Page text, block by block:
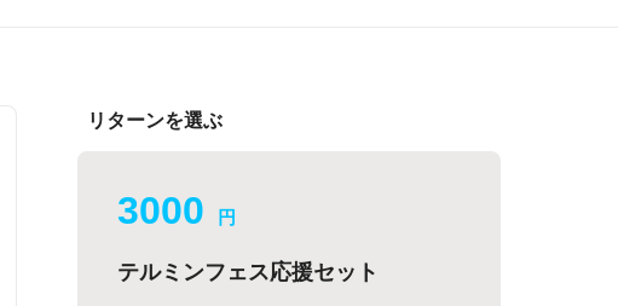
リターンを選ぶ
3000 円
テルミンフェス応援セット